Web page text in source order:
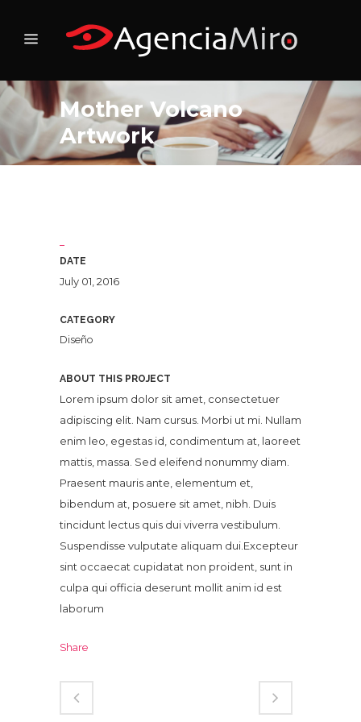
Mother Volcano
Artwork
DATE
July 01, 2016
CATEGORY
Diseño
ABOUT THIS PROJECT
Lorem ipsum dolor sit amet, consectetuer
adipiscing elit. Nam cursus. Morbi ut mi. Nullam
enim leo, egestas id, condimentum at, laoreet
mattis, massa. Sed eleifend nonummy diam.
Praesent mauris ante, elementum et,
bibendum at, posuere sit amet, nibh. Duis
tincidunt lectus quis dui viverra vestibulum.
Suspendisse vulputate aliquam dui.Excepteur
sint occaecat cupidatat non proident, sunt in
culpa qui officia deserunt mollit anim id est
laborum
Share